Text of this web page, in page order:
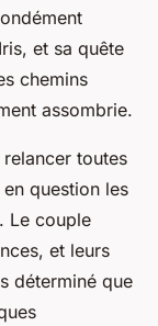
et sa quête
chemins
assombrie.
toutes
question les
Le couple
et leurs
déterminé que